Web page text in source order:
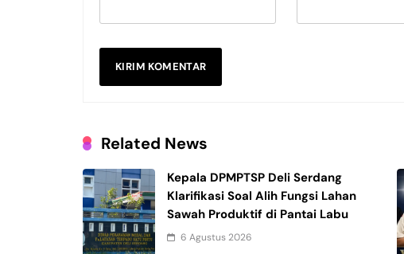
Related News
Kepala DPMPTSP Deli Serdang
Klarifikasi Soal Alih Fungsi Lahan
Sawah Produktif di Pantai Labu
6 Agustus 2026